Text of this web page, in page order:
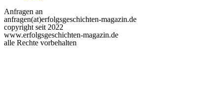
Anfragen an
anfragen(at)erfolgsgeschichten-magazin.de
copyright seit 2022
www.erfolgsgeschichten-magazin.de
alle Rechte vorbehalten